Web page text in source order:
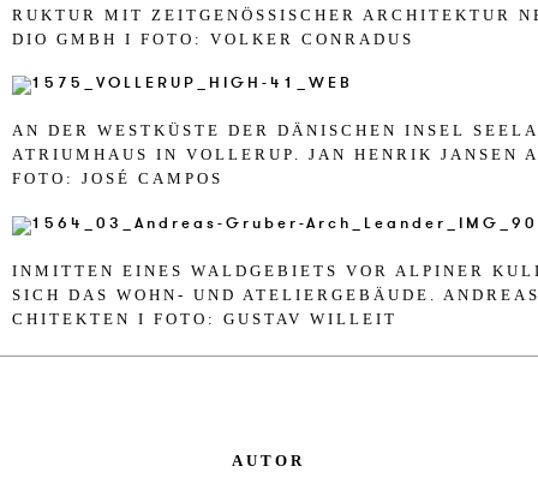
RUKTUR MIT ZEITG­ENÖSSI­SCHER AR­CHI­TEK­TUR
DIO GMBH I FOTO: VOLKER CON­RA­DUS
AN DER WESTKÜSTE DER DÄNI­SCHEN INSEL
ATRI­UM­HAUS IN VOL­LE­RUP. JAN HEN­RIK JAN­SEN
FOTO: JOSÉ CAM­POS
INM­IT­TEN EI­NES WALD­GE­BIETS VOR AL­PI­NER
SICH DAS WOHN- UND ATE­LI­ER­GEBÄUDE.
CHI­TEK­TEN I FOTO: GUSTAV WIL­LEIT
AUTOR